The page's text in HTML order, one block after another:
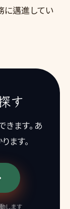
に邁進してい
す
きます。あ
ます。
します